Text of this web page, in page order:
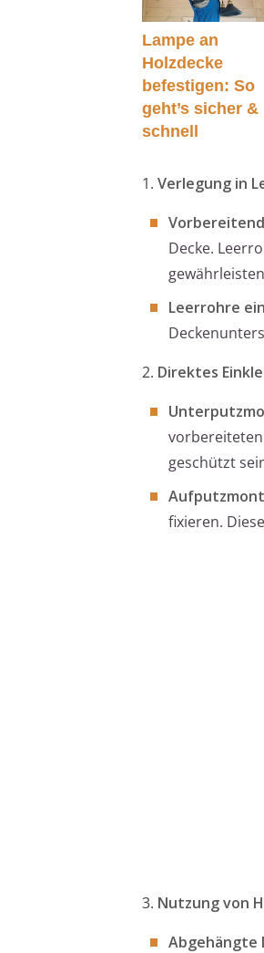
Lampe an
Holzdecke
befestigen: So
geht’s sicher &
schnell
1. Verlegung in
Decke.
Leerrohre
2. Direktes
geschützt
fixieren.
3. Nutzung von
Abgehängte